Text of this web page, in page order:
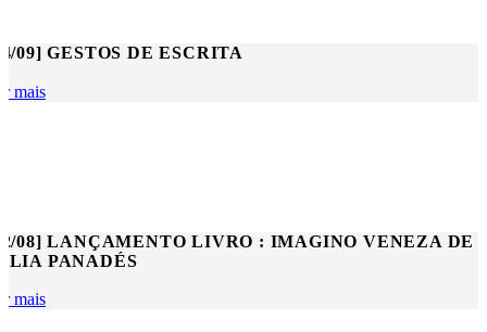
09] GESTOS DE ESCRITA
mais
08] LANÇAMENTO LIVRO : IMAGINO VENEZA DE
PANADÉS
mais